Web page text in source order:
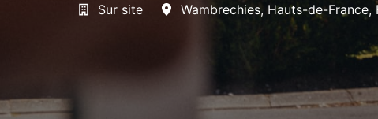
Sur site Wambrechies, Hauts-de-France,